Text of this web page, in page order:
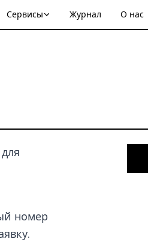
Сервисы Журнал О нас
номер